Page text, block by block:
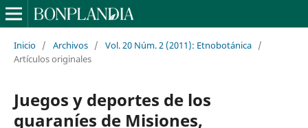
Inicio / Archivos / Vol. 20 Núm. 2 (2011): Etnobotánica /
Artículos originales
Juegos y deportes de los
guaraníes de Misiones,